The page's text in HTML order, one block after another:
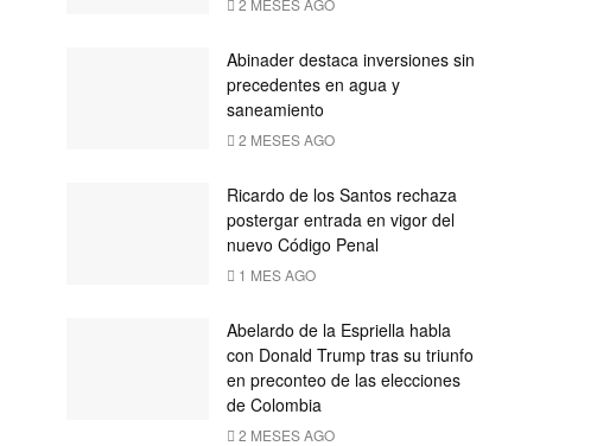
2 MESES AGO
Abinader destaca inversiones sin
precedentes en agua y
saneamiento
2 MESES AGO
Ricardo de los Santos rechaza
postergar entrada en vigor del
nuevo Código Penal
1 MES AGO
Abelardo de la Espriella habla
con Donald Trump tras su triunfo
en preconteo de las elecciones
de Colombia
2 MESES AGO